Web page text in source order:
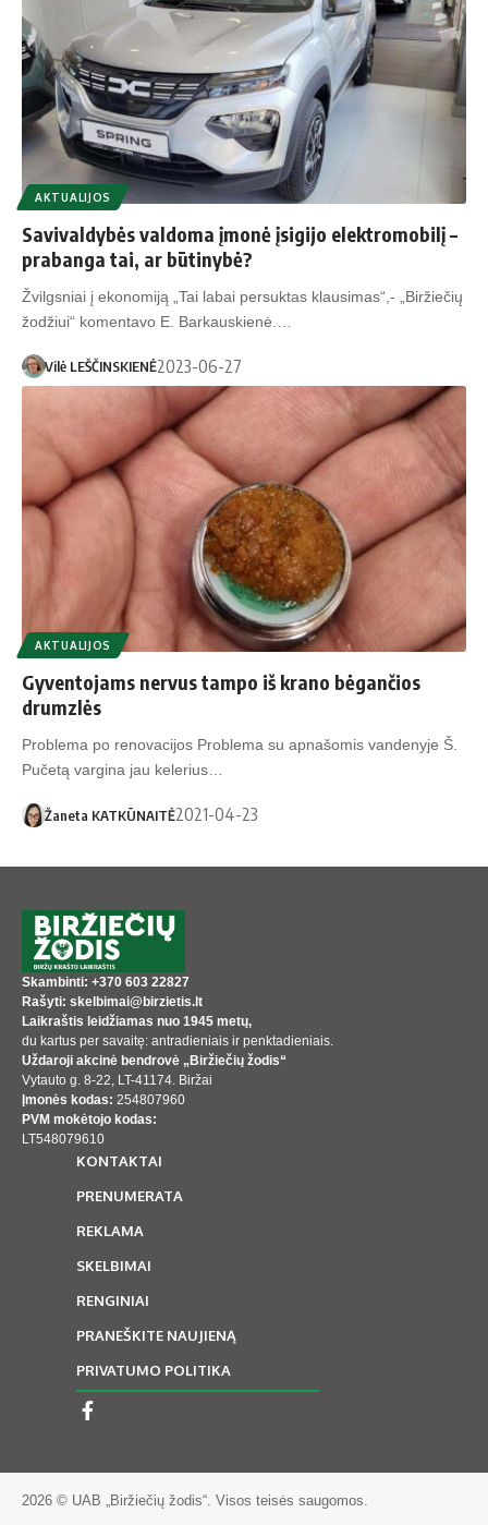
AKTUALIJOS
Savivaldybės valdoma įmonė įsigijo elektromobilį –
prabanga tai, ar būtinybė?
Žvilgsniai į ekonomiją „Tai labai persuktas klausimas“,- „Biržiečių
žodžiui“ komentavo E. Barkauskienė.…
Vilė LEŠČINSKIENĖ2023-06-27
AKTUALIJOS
Gyventojams nervus tampo iš krano bėgančios
drumzlės
Problema po renovacijos Problema su apnašomis vandenyje Š.
Pučetą vargina jau kelerius…
Žaneta KATKŪNAITĖ2021-04-23
Skambinti: +370 603 22827
Rašyti: skelbimai@birzietis.lt
Laikraštis leidžiamas nuo 1945 metų,
du kartus per savaitę: antradieniais ir penktadieniais.
Uždaroji akcinė bendrovė „Biržiečių žodis“
Vytauto g. 8-22, LT-41174. Biržai
Įmonės kodas: 254807960
PVM mokėtojo kodas:
LT548079610
KONTAKTAI
PRENUMERATA
REKLAMA
SKELBIMAI
RENGINIAI
PRANEŠKITE NAUJIENĄ
PRIVATUMO POLITIKA
2026 © UAB „Biržiečių žodis“. Visos teisės saugomos.